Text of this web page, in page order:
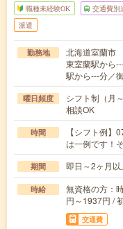
職種未経験OK 交通費別
派遣
勤務地
北海道室蘭市
東室蘭駅から
駅から---分／
曜日頻度
シフト制（月
相談OK
時間
【シフト例
は一例です！
期間 即日～2ヶ月
時給
無資格の方：
円～1937円 /
交通費